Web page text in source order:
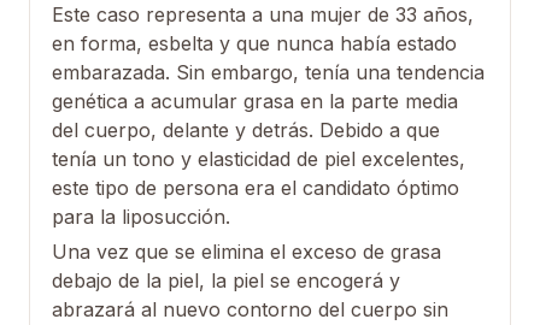
Este caso representa a una mujer de 33 años,
en forma, esbelta y que nunca había estado
embarazada. Sin embargo, tenía una tendencia
genética a acumular grasa en la parte media
del cuerpo, delante y detrás. Debido a que
tenía un tono y elasticidad de piel excelentes,
este tipo de persona era el candidato óptimo
para la liposucción.
Una vez que se elimina el exceso de grasa
debajo de la piel, la piel se encogerá y
abrazará al nuevo contorno del cuerpo sin